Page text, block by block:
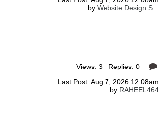
by Website Design S...
Views: 3 Replies: 0
Last Post: Aug 7, 2026 12:08am
by RAHEEL464